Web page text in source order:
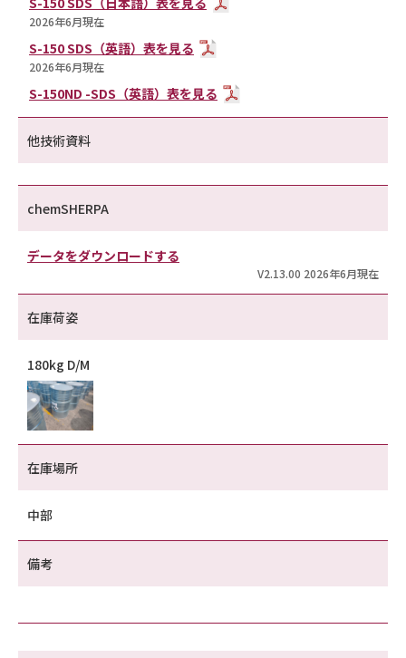
2026年6月現在
S-150 SDS（英語）表を見る
2026年6月現在
S-150ND -SDS（英語）表を見る
他技術資料
chemSHERPA
データをダウンロードする
V2.13.00 2026年6月現在
在庫荷姿
180kg D/M
在庫場所
中部
備考